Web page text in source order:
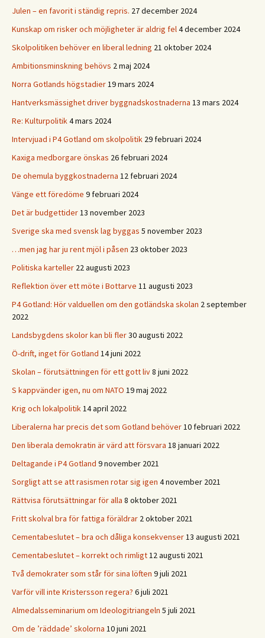
Julen – en favorit i ständig repris. 27 december 2024
Kunskap om risker och möjligheter är aldrig fel4 december 2024
Skolpolitiken behöver en liberal ledning 21 oktober 2024
Ambitionsminskning behövs 2 maj 2024
Norra Gotlands högstadier19 mars 2024
Hantverksmässighet driver byggnadskostnaderna 13 mars 2024
Re: Kulturpolitik4 mars 2024
Intervjuad i P4 Gotland om skolpolitik 29 februari 2024
Kaxiga medborgare önskas 26 februari 2024
De ohemula byggkostnaderna 12 februari 2024
Vänge ett föredöme 9 februari 2024
Det är budgettider13 november 2023
Sverige ska med svensk lag byggas 5 november 2023
…men jag har ju rent mjöl i påsen 23 oktober 2023
Politiska karteller 22 augusti 2023
Reflektion över ett möte i Bottarve 11 augusti 2023
P4 Gotland: Hör valduellen om den gotländska skolan 2 september
2022
Landsbygdens skolor kan bli fler30 augusti 2022
Ö-drift, inget för Gotland 14 juni 2022
Skolan – förutsättningen för ett gott liv8 juni 2022
S kappvänder igen, nu om NATO 19 maj 2022
Krig och lokalpolitik14 april 2022
Liberalerna har precis det som Gotland behöver10 februari 2022
Den liberala demokratin är värd att försvara 18 januari 2022
Deltagande i P4 Gotland 9 november 2021
Sorgligt att se att rasismen rotar sig igen 4 november 2021
Rättvisa förutsättningar för alla 8 oktober 2021
Fritt skolval bra för fattiga föräldrar 2 oktober 2021
Cementabeslutet – bra och dåliga konsekvenser13 augusti 2021
Cementabeslutet – korrekt och rimligt12 augusti 2021
Två demokrater som står för sina löften 9 juli 2021
Varför vill inte Kristersson regera? 6 juli 2021
Almedalsseminarium om Ideologitriangeln 5 juli 2021
Om de ’räddade’ skolorna 10 juni 2021